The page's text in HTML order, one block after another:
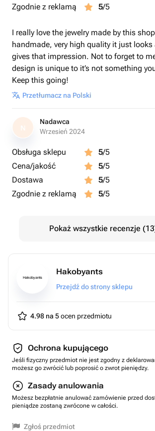
Zgodnie z reklamą 5/5
I really love the jewelry made by this
handmade, very high quality it just
gives that impression. Not to forget to
design is unique to it’s not something
Keep this going!
Przetłumacz na Polski
N
Nadawca
Wrzesień 2024
Obsługa sklepu 5/5
Cena/jakość
5/5
Dostawa
5/5
Zgodnie z reklamą
5/5
Pokaż wszystkie recenzje
Hakobyants
Hakobyants
Przejdź do strony sklepu
4.98 na 5ocen przedmiotu
Ochrona kupującego
Jeśli fizyczny przedmiot nie jest zgodny z
możesz go zwrócić lub poprosić o zwrot pieniędzy.
Zasady anulowania
Możesz bezpłatnie anulować zamówienie przed
pieniądze zostaną zwrócone w całości.
Zgłoś przedmiot